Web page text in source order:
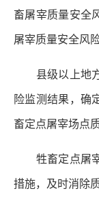
畜屠宰质量安全
屠宰质量安全风
县级以上地方
险监测结果，确
畜定点屠宰场点
牲畜定点屠宰
措施，及时消除